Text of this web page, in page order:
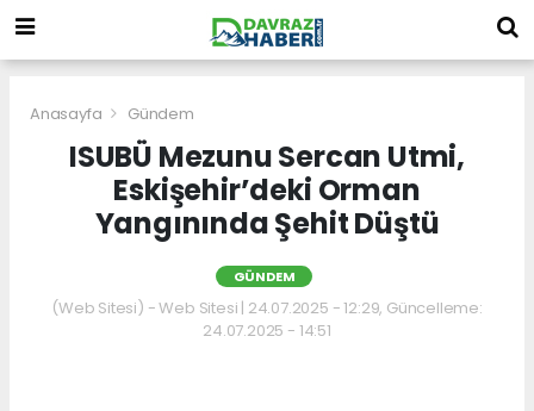
Anasayfa Gündem
ISUBÜ Mezunu Sercan Utmi,
Eskişehir’deki Orman
Yangınında Şehit Düştü
GÜNDEM
(Web Sitesi) - Web Sitesi | 24.07.2025 - 12:29, Güncelleme:
24.07.2025 - 14:51